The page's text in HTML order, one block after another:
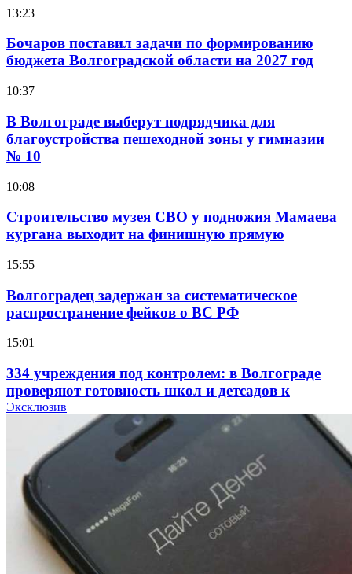
13:23
Бочаров поставил задачи по формированию
бюджета Волгоградской области на 2027 год
10:37
В Волгограде выберут подрядчика для
благоустройства пешеходной зоны у гимназии
№ 10
10:08
Строительство музея СВО у подножия Мамаева
кургана выходит на финишную прямую
15:55
Волгоградец задержан за систематическое
распространение фейков о ВС РФ
15:01
334 учреждения под контролем: в Волгограде
проверяют готовность школ и детсадов к
учебному году
Покушение на убийство в Волгограде: девушка
напала на незнакомую женщину с ножом
12:39
Сладкий праздник в Волгограде: в Центральном
парке прошёл фестиваль „Арбузный переполох“
Эксклюзив